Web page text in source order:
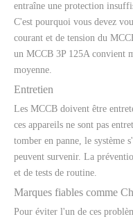
entraîne une protection
C'est pourquoi vous devez
courant et de tension du
un MCCB 3P 125A convient
moyenne.
Entretien
Les MCCB doivent être
ces appareils ne sont pas
tomber en panne, le système
peuvent survenir. La
et de tests de routine.
Marques fiables comme
Pour éviter l'un de ces